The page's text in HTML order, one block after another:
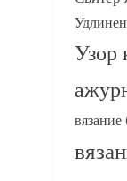
Узор
вязание